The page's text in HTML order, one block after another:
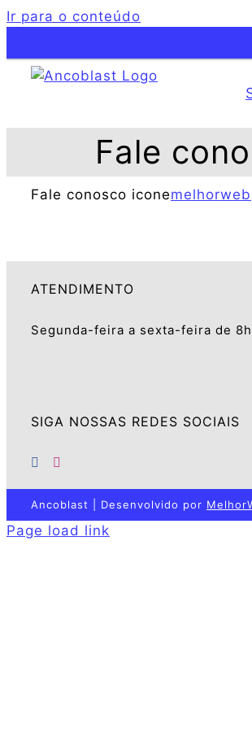
Ir para o conteúdo
Fale
Fale conosco iconemelhorweb
ATENDIMENTO
Segunda-feira a sexta-feira de
SIGA NOSSAS REDES SOCIAIS
Ancoblast | Desenvolvido por
Page load link